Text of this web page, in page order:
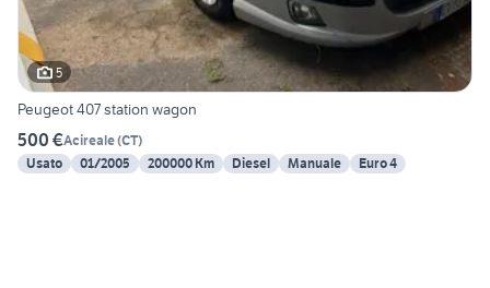
5
Peugeot 407 station wagon
500 €Acireale(CT)
Usato
01/2005 200000 Km Diesel Manuale Euro 4